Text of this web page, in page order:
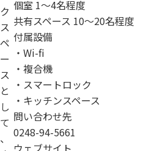
ク
ス
ペ
ー
ス
と
し
て
、
個室 1～4名程度
共有スペース 10～20名程度
付属設備
・Wi-fi
・複合機
・スマートロック
・キッチンスペース
問い合わせ先
0248-94-5661
ウェブサイト